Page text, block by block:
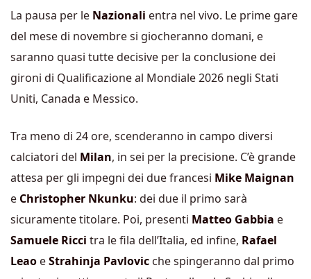
La pausa per le Nazionali entra nel vivo. Le prime gare
del mese di novembre si giocheranno domani, e
saranno quasi tutte decisive per la conclusione dei
gironi di Qualificazione al Mondiale 2026 negli Stati
Uniti, Canada e Messico.
Tra meno di 24 ore, scenderanno in campo diversi
calciatori del Milan, in sei per la precisione. C’è grande
attesa per gli impegni dei due francesi Mike Maignan
e Christopher Nkunku: dei due il primo sarà
sicuramente titolare. Poi, presenti Matteo Gabbia e
Samuele Ricci tra le fila dell’Italia, ed infine, Rafael
Leao eStrahinja Pavlovic che spingeranno dal primo